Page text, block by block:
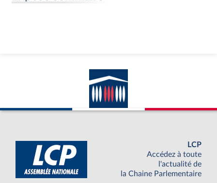
LCP
Accédez à toute
l'actualité de
la Chaine Parlementaire